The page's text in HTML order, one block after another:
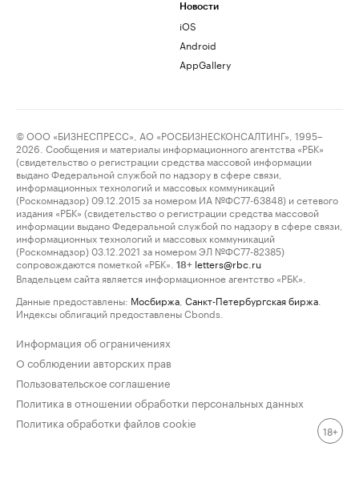
Новости
iOS
Android
AppGallery
© ООО «БИЗНЕСПРЕСС», АО «РОСБИЗНЕСКОНСАЛТИНГ», 1995–
2026. Сообщения и материалы информационного агентства «РБК»
(свидетельство о регистрации средства массовой информации
выдано Федеральной службой по надзору в сфере связи,
информационных технологий и массовых коммуникаций
(Роскомнадзор) 09.12.2015 за номером ИА №ФС77-63848) и сетевого
издания «РБК» (свидетельство о регистрации средства массовой
информации выдано Федеральной службой по надзору в сфере связи,
информационных технологий и массовых коммуникаций
(Роскомнадзор) 03.12.2021 за номером ЭЛ №ФС77-82385)
сопровождаются пометкой «РБК».
18+ letters@rbc.ru
Владельцем сайта является информационное агентство «РБК».
Данные предоставлены: Мосбиржа Санкт-Петербургская биржа
Индексы облигаций предоставлены Cbonds.
Информация об ограничениях
О соблюдении авторских прав
Пользовательское соглашение
Политика в отношении обработки персональных данных
Политика обработки файлов cookie
18+